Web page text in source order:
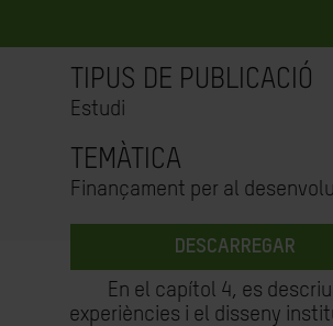
TIPUS DE PUBLICACIÓ
Estudi
TEMÀTICA
Finançament per al
DESCARREGAR
En el capítol 4, es
experiències i el disseny